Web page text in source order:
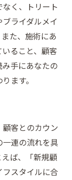
く、トリート
ライダルメイ
た、施術にあ
ること、顧客
手にあなたの
ます。
客とのカウン
連の流れを具
ば、「新規顧
スタイルに合